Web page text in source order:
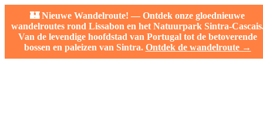
🏰 Nieuwe Wandelroute! — Ontdek onze gloednieuwe
wandelroutes rond Lissabon en het Natuurpark Sintra-
Van de levendige hoofdstad van Portugal tot de betoverende
bossen en paleizen van Sintra. Ontdek de wandelroute →